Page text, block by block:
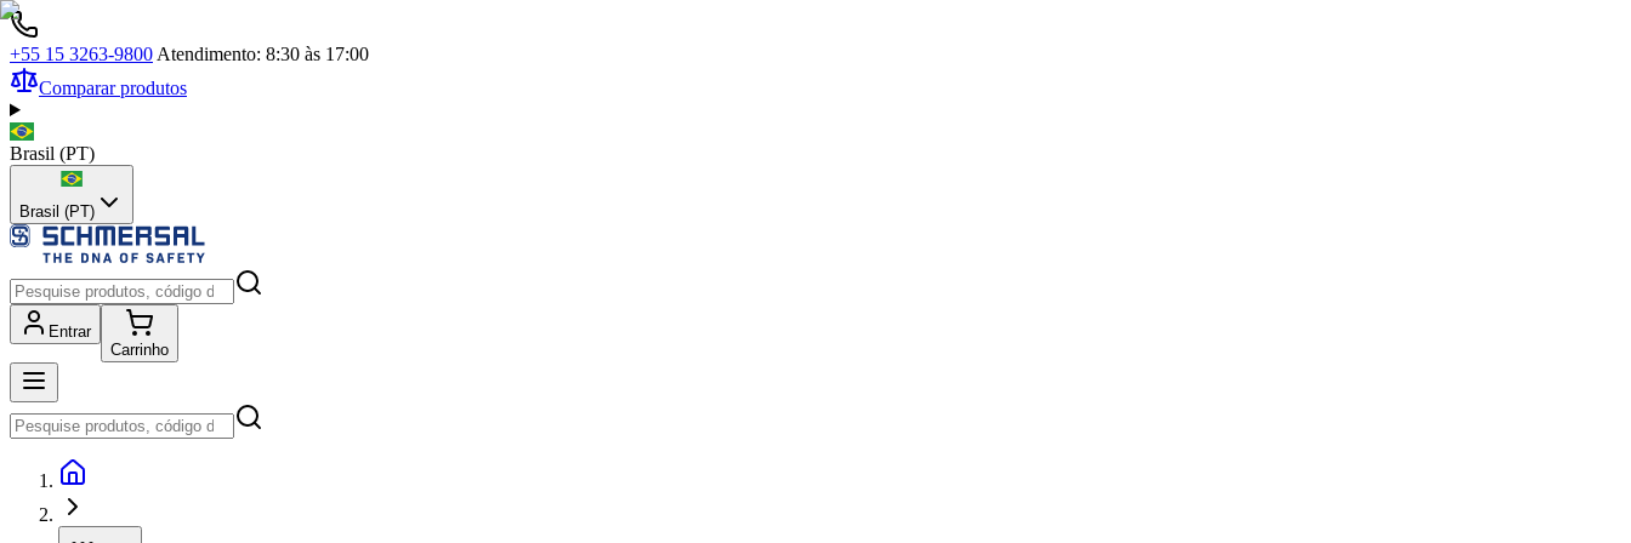
+55 15 3263-9800 Atendimento: 8:30 às 17:00
Comparar produtos
Brasil (PT)
Brasil (PT)
Entrar
Carrinho